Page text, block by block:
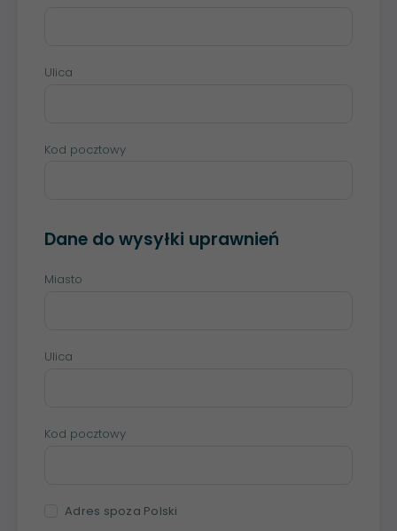
Ulica
Kod pocztowy
Dane do wysyłki uprawnień
Miasto
Ulica
Kod pocztowy
Adres spoza Polski